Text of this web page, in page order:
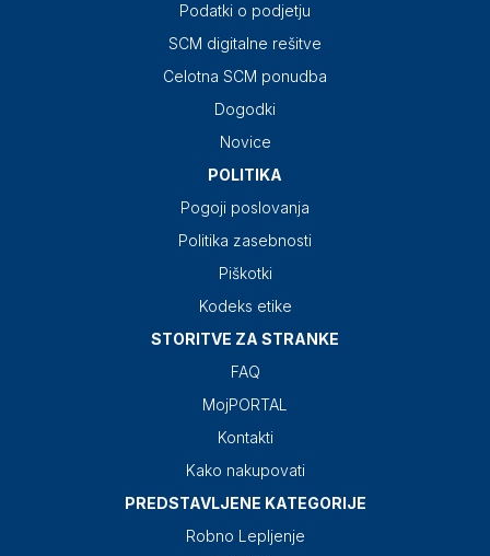
Podatki o podjetju
SCM digitalne rešitve
Celotna SCM ponudba
Dogodki
Novice
POLITIKA
Pogoji poslovanja
Politika zasebnosti
Piškotki
Kodeks etike
STORITVE ZA STRANKE
FAQ
MojPORTAL
Kontakti
Kako nakupovati
PREDSTAVLJENE KATEGORIJE
Robno Lepljenje